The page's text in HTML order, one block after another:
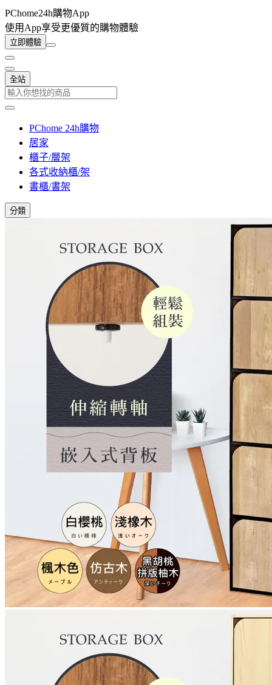
PChome24h購物App
使用App享受更優質的購物體驗
立即體驗
全站
PChome 24h購物
居家
櫃子/層架
各式收納櫃/架
書櫃/書架
分類